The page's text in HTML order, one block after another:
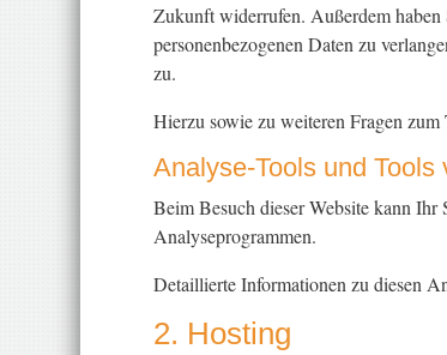
Zukunft widerrufen. Außerdem haben
personenbezogenen Daten zu
zu.
Hierzu sowie zu weiteren Fragen
Analyse-Tools und Tools
Beim Besuch dieser Website kann Ihr
Analyseprogrammen.
Detaillierte Informationen zu diesen
2. Hosting